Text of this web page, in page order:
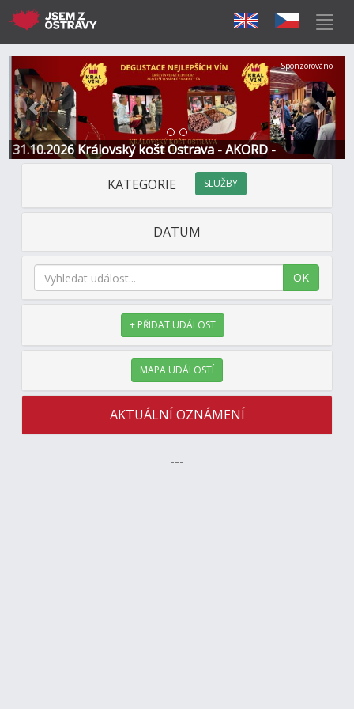
31.10.2026 Královský košt Ostrava - AKORD -
Restaurace a Hotel
Předchozí Další
Sponzorováno
KATEGORIE SLUŽBY
DATUM
OK
+ PŘIDAT UDÁLOST
MAPA UDÁLOSTÍ
AKTUÁLNÍ OZNÁMENÍ
---